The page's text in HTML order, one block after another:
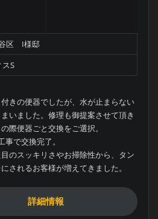
区 I様邸
S
きの便器でしたが、水が止まらない
まいました。修理も御提案させて頂き
際便器ごと交換をご選択。
事で交換完了。
のスッキリさやお掃除性から、タン
されるお客様が増えてきました。
詳細情報